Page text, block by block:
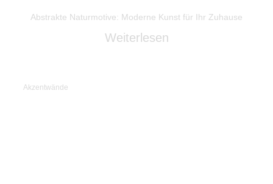
Abstrakte Naturmotive: Moderne Kunst für Ihr Zuhause
Weiterlesen
Akzentwände